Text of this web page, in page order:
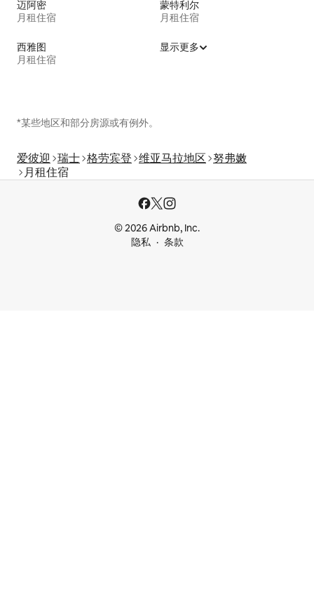
迈阿密
月租住宿
蒙特利尔
月租住宿
西雅图
月租住宿
显示更多
*某些地区和部分房源或有例外。
爱彼迎 瑞士 格劳宾登 维亚马拉地区 努弗嫩
月租住宿
© 2026 Airbnb, Inc.
隐私
条款